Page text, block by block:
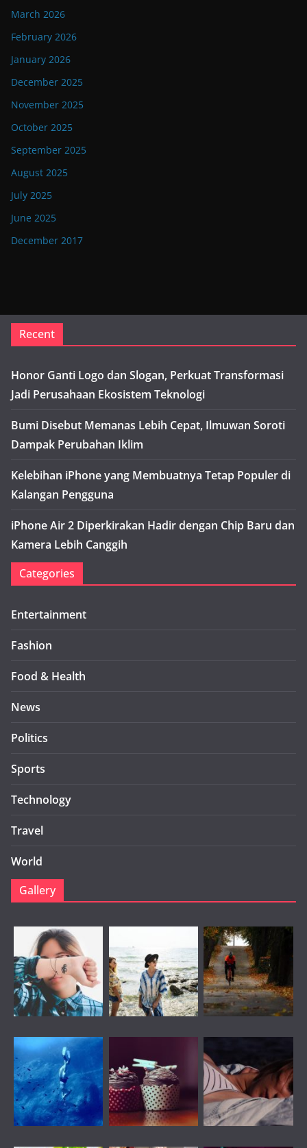
March 2026
February 2026
January 2026
December 2025
November 2025
October 2025
September 2025
August 2025
July 2025
June 2025
December 2017
Recent
Honor Ganti Logo dan Slogan, Perkuat Transformasi
Jadi Perusahaan Ekosistem Teknologi
Bumi Disebut Memanas Lebih Cepat, Ilmuwan Soroti
Dampak Perubahan Iklim
Kelebihan iPhone yang Membuatnya Tetap Populer di
Kalangan Pengguna
iPhone Air 2 Diperkirakan Hadir dengan Chip Baru dan
Kamera Lebih Canggih
Categories
Entertainment
Fashion
Food & Health
News
Politics
Sports
Technology
Travel
World
Gallery